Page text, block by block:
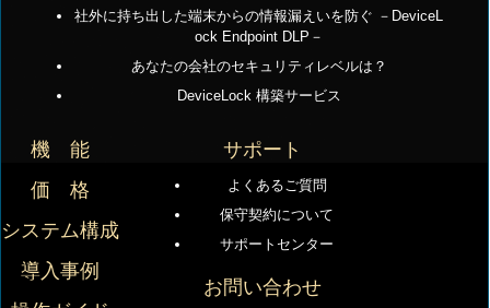
社外に持ち出した端末からの情報漏えいを防ぐ －DeviceL
ock Endpoint DLP－
あなたの会社のセキュリティレベルは？
DeviceLock 構築サービス
機 能
価 格
システム構成
導入事例
サポート
よくあるご質問
保守契約について
サポートセンター
お問い合わせ